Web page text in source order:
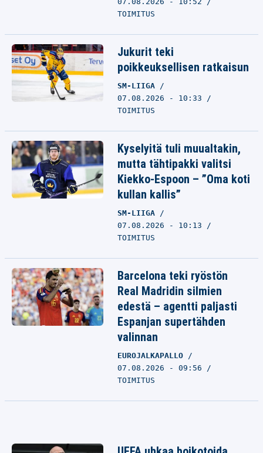
TOIMITUS
Jukurit teki
poikkeuksellisen ratkaisun
SM-LIIGA
07.08.2026 - 10:33
TOIMITUS
Kyselyitä tuli muualtakin,
mutta tähtipakki valitsi
Kiekko-Espoon – ”Oma koti
kullan kallis”
SM-LIIGA
07.08.2026 - 10:13
TOIMITUS
Barcelona teki ryöstön
Real Madridin silmien
edestä – agentti paljasti
Espanjan supertähden
valinnan
EUROJALKAPALLO
07.08.2026 - 09:56
TOIMITUS